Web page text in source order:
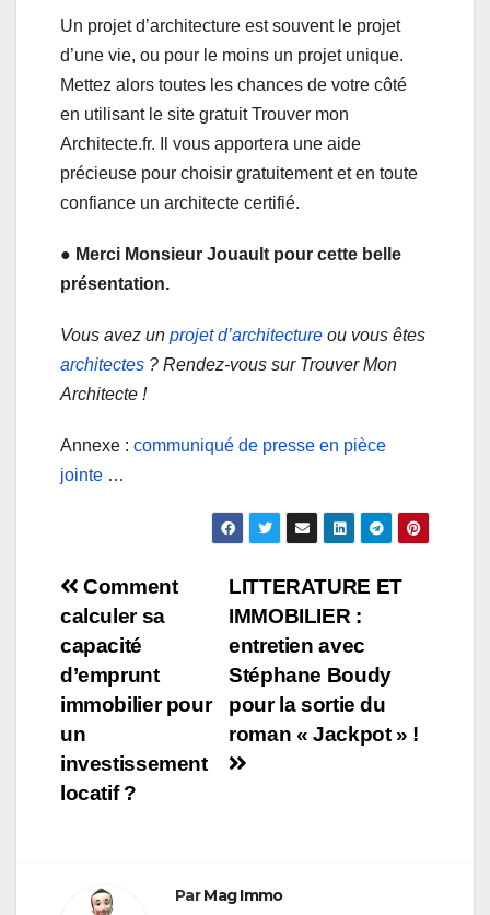
Un projet d’architecture est souvent le projet
d’une vie, ou pour le moins un projet unique.
Mettez alors toutes les chances de votre côté
en utilisant le site gratuit Trouver mon
Architecte.fr. Il vous apportera une aide
précieuse pour choisir gratuitement et en toute
confiance un architecte certifié.
● Merci Monsieur Jouault pour cette belle
présentation.
Vous avez un projet d’architecture ou vous êtes
architectes ? Rendez-vous sur Trouver Mon
Architecte !
Annexe : communiqué de presse en pièce
jointe …
Navigation
de
l’article
LITTERATURE ET
IMMOBILIER :
entretien avec
Stéphane Boudy
pour la sortie du
roman « Jackpot » !
Comment
calculer sa
capacité
d’emprunt
immobilier pour
un
investissement
locatif ?
ParMag Immo